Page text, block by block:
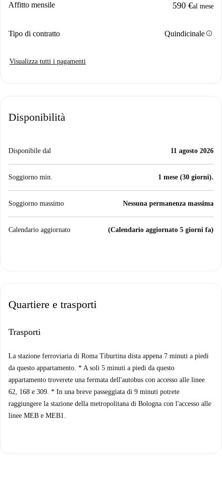
Affitto mensile 590 €al mese
Tipo di contratto Quindicinaleinfo
Visualizza tutti i pagamenti
Disponibilità
Disponibile dal 11 agosto 2026
Soggiorno min. 1 mese (30 giorni).
Soggiorno massimo Nessuna permanenza massima
Calendario aggiornato (Calendario aggiornato 5 giorni fa)
Quartiere e trasporti
Trasporti
La stazione ferroviaria di Roma Tiburtina dista appena 7 minuti a piedi
da questo appartamento. * A soli 5 minuti a piedi da questo
appartamento troverete una fermata dell'autobus con accesso alle linee
62, 168 e 309. * In una breve passeggiata di 9 minuti potrete
raggiungere la stazione della metropolitana di Bologna con l'accesso alle
linee MEB e MEB1.